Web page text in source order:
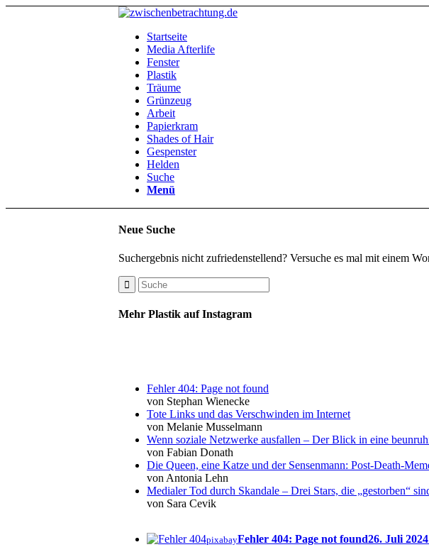
Startseite
Media Afterlife
Fenster
Plastik
Träume
Grünzeug
Arbeit
Papierkram
Shades of Hair
Gespenster
Helden
Suche
Menü
Neue Suche
Suchergebnis nicht zufriedenstellend? Versuche es mal mit einem
Mehr Plastik auf Instagram
Fehler 404: Page not found
von Stephan Wienecke
Tote Links und das Verschwinden im Internet
von Melanie Musselmann
Wenn soziale Netzwerke ausfallen – Der Blick in eine
von Fabian Donath
Die Queen, eine Katze und der Sensenmann: Post-Death-
von Antonia Lehn
Medialer Tod durch Skandale – Drei Stars, die „gestorben“
von Sara Cevik
pixabayFehler 404: Page not found26. Juli